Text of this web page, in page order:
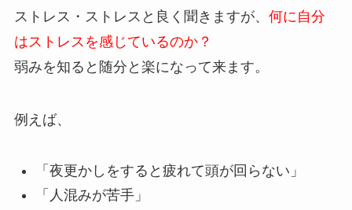
ストレス・ストレスと良く聞きますが、 何に自分
はストレスを感じているのか？
弱みを知ると随分と楽になって来ます。
例えば、
「夜更かしをすると疲れて頭が回らない」
「人混みが苦手」